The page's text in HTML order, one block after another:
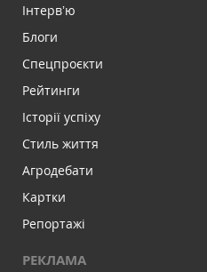
Інтервʼю
Блоги
Спецпроєкти
Рейтинги
Історії успіху
Стиль життя
Агродебати
Картки
Репортажі
РЕКЛАМА